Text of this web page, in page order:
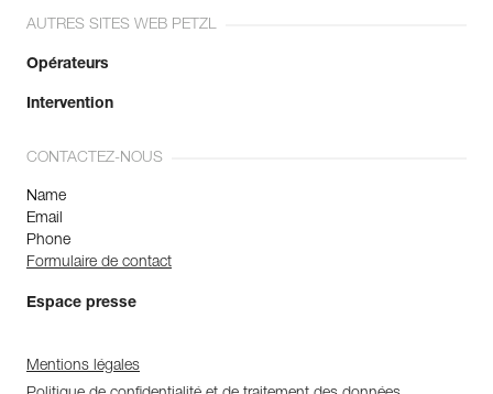
AUTRES SITES WEB PETZL
Opérateurs
Intervention
CONTACTEZ-NOUS
Name
Email
Phone
Formulaire de contact
Espace presse
Mentions légales